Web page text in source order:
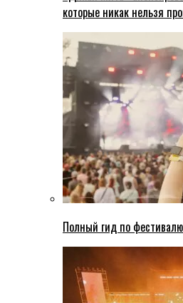
которые никак нельзя
Полный гид по